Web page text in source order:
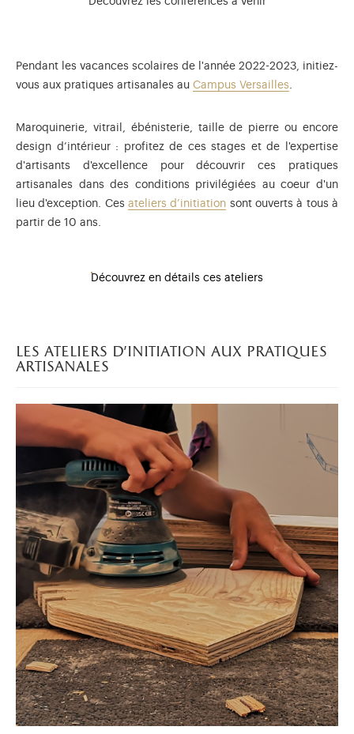
Pendant les vacances scolaires de l'année 2022-2023, initiez-
vous aux pratiques artisanales au Campus Versailles.
Maroquinerie, vitrail, ébénisterie, taille de pierre ou encore
design d’intérieur : profitez de ces stages et de l'expertise
d'artisants d'excellence pour découvrir ces pratiques
artisanales dans des conditions privilégiées au coeur d'un
lieu d'exception. Ces ateliers d’initiation sont ouverts à tous à
partir de 10 ans.
Découvrez en détails ces ateliers
les ateliers d’initiation aux pratiques
artisanales